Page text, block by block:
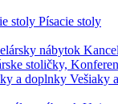
Písacie stoly
stoličky,
Vešiaky